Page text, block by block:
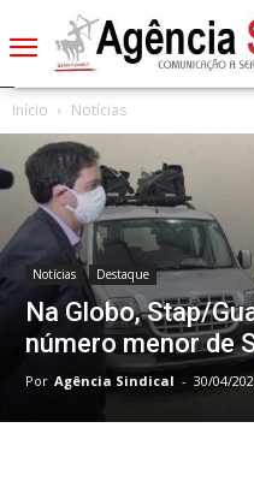
Início Notícias
Notícias Destaque
Na Globo, Stap/
número menor de
Por Agência Sindical - 30/04/